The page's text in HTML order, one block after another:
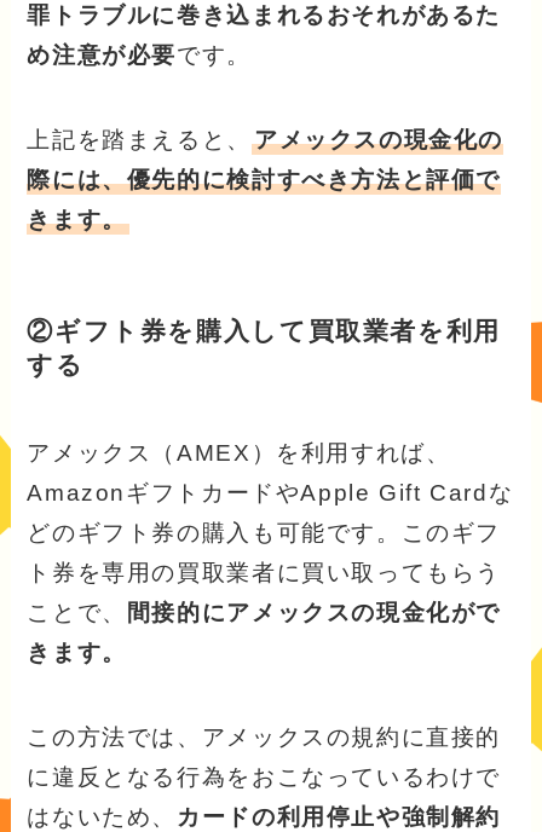
罪トラブルに巻き込まれるおそれがあるた
め注意が必要です。
上記を踏まえると、 アメックスの現金化の
際には、優先的に検討すべき方法と評価で
きます。
②ギフト券を購入して買取業者を利用
する
アメックス（AMEX）を利用すれば、
AmazonギフトカードやApple Gift Cardな
どのギフト券の購入も可能です。このギフ
ト券を専用の買取業者に買い取ってもらう
ことで、
間接的にアメックスの現金化がで
きます。
この方法では、アメックスの規約に直接的
に違反となる行為をおこなっているわけで
はないため、 カードの利用停止や強制解約